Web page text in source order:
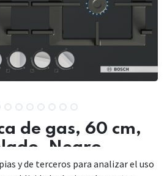
de gas, 60 cm,
Negro
y de terceros para analizar el uso